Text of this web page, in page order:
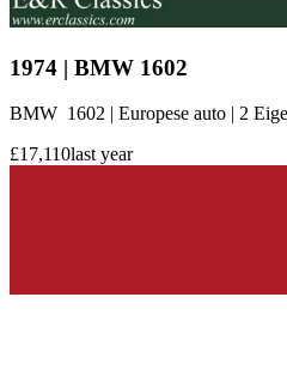
1974 | BMW 1602
BMW 1602 | Europese auto | 2
£17,110last year